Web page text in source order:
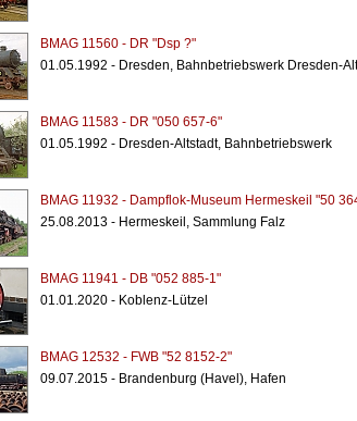
BMAG 11560 - DR "Dsp ?"
01.05.1992 - Dresden, Bahnbetriebswerk Dresden-
BMAG 11583 - DR "050 657-6"
01.05.1992 - Dresden-Altstadt, Bahnbetriebswerk
BMAG 11932 - Dampflok-Museum Hermeskeil "50
25.08.2013 - Hermeskeil, Sammlung Falz
BMAG 11941 - DB "052 885-1"
01.01.2020 - Koblenz-Lützel
BMAG 12532 - FWB "52 8152-2"
09.07.2015 - Brandenburg (Havel), Hafen